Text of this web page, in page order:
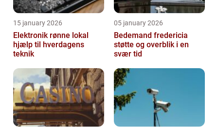
15 january 2026
Elektronik rønne lokal
hjælp til hverdagens
teknik
05 january 2026
Bedemand fredericia
støtte og overblik i en
svær tid